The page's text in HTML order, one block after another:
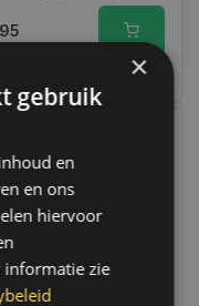
×
gebruik
en
en ons
hiervoor
informatie zie